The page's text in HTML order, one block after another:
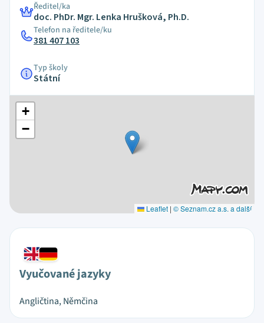
Ředitel/ka
doc. PhDr. Mgr. Lenka Hrušková, Ph.D.
Telefon na ředitele/ku
381 407 103
Typ školy
Státní
+
−
Leaflet | © Seznam.cz a.s. a další
Vyučované jazyky
Angličtina, Němčina